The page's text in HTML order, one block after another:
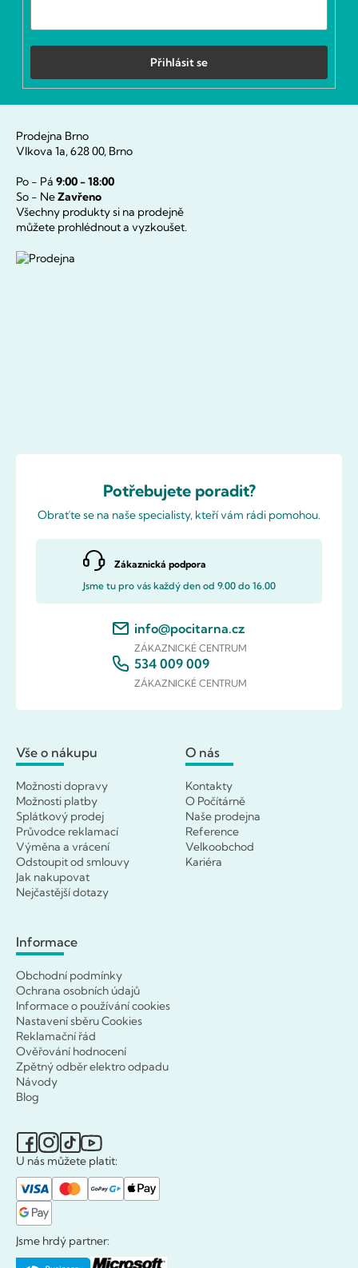
Přihlásit se
Prodejna Brno
Vlkova 1a, 628 00, Brno
Po - Pá 9:00 - 18:00
So - NeZavřeno
Všechny produkty si na prodejně
můžete prohlédnout a vyzkoušet.
Potřebujete poradit?
Obraťte se na naše specialisty, kteří vám rádi pomohou.
Zákaznická podpora
Jsme tu pro vás každý den od 9.00 do 16.00
info@pocitarna.cz
ZÁKAZNICKÉ CENTRUM
534 009 009
ZÁKAZNICKÉ CENTRUM
Vše o nákupu
Možnosti dopravy
Možnosti platby
Splátkový prodej
Průvodce reklamací
Výměna a vrácení
Odstoupit od smlouvy
Jak nakupovat
Nejčastější dotazy
O nás
Kontakty
O Počítárně
Naše prodejna
Reference
Velkoobchod
Kariéra
Informace
Obchodní podmínky
Ochrana osobních údajů
Informace o používání cookies
Nastavení sběru Cookies
Reklamační řád
Ověřování hodnocení
Zpětný odběr elektro odpadu
Návody
Blog
U nás můžete platit:
Jsme hrdý partner: